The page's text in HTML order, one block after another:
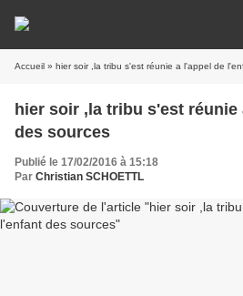
Accueil » hier soir ,la tribu s'est réunie a l'appel de
hier soir ,la tribu s'est
des sources
Publié le 17/02/2016 à 15:18
Par Christian SCHOETTL